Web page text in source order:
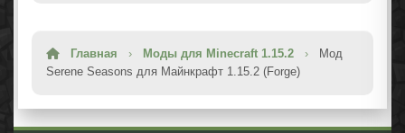
Главная › Моды для Minecraft 1.15.2 ›
Мод
Serene Seasons для Майнкрафт 1.15.2 (Forge)